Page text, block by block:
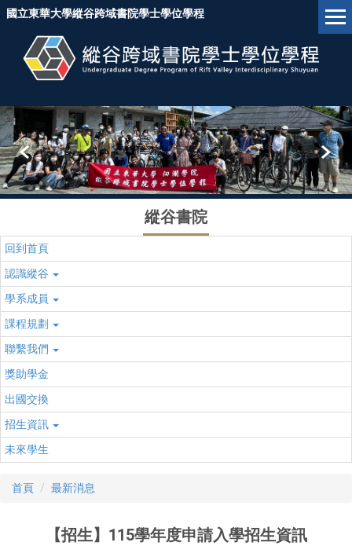
跳
區
塊
國立東華大學縱谷跨域書院學士學位學程
縱谷書院
回到首頁
認識縱谷
學系成員
課程規劃
聯繫我們
獎助學金
出國交換
招生資訊
未來學生
首頁 最新消息
【招生】115學年度申請入學招生資訊